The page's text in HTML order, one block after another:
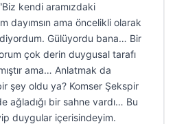
kendi aramızdaki
dayımsın ama öncelikli olarak
Gülüyordu bana… Bir
çok derin duygusal tarafı
ama… Anlatmak da
şey oldu ya? Komser Şekspir
ağladığı bir sahne vardı… Bu
duygular içerisindeyim.